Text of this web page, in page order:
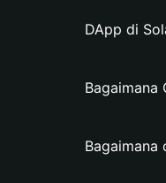
DApp di
Bagaimana
Bagaimana